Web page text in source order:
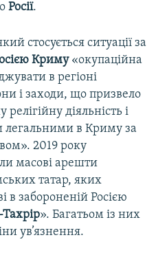
Росії.
стосується ситуації за
Криму«окупаційна
в регіоні
і заходи, що призвело
діяльність і
легальними в Криму за
2019 року
масові арешти
татар, яких
в забороненій Росією
Тахрір». Багатьом із них
ув’язнення.